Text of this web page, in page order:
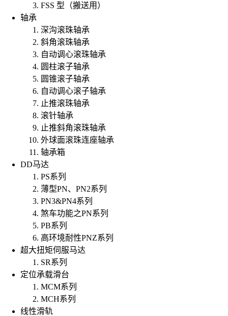
FSS 型（搬送用）
轴承
深沟滚珠轴承
斜角滚珠轴承
自动调心滚珠轴承
圆柱滚子轴承
圆锥滚子轴承
自动调心滚子轴承
止推滚珠轴承
滚针轴承
止推斜角滚珠轴承
外球面滚珠连座轴承
轴承箱
DD马达
PS系列
薄型PN、PN2系列
PN3&PN4系列
煞车功能之PN系列
PB系列
高环境耐性PNZ系列
超大扭矩伺服马达
SR系列
定位承载滑台
MCM系列
MCH系列
线性滑轨